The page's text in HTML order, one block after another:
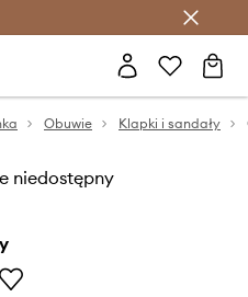
Club >
Obuwie Klapki i sandały
niedostępny